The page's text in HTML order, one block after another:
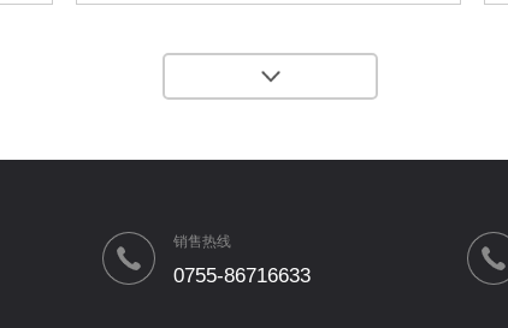
销售热线
0755-86716633